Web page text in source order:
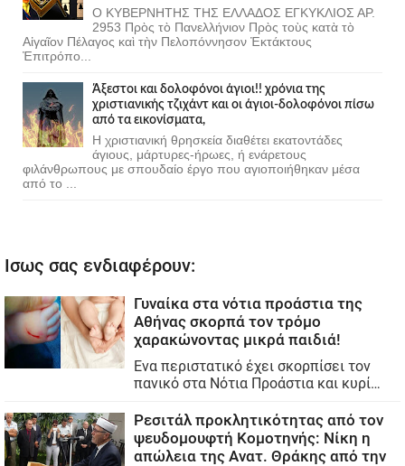
Ο ΚΥΒΕΡΝΗΤΗΣ ΤΗΣ ΕΛΛΑΔΟΣ ΕΓΚΥΚΛΙΟΣ ΑΡ.
2953 Πρὸς τὸ Πανελλήνιον Πρὸς τοὺς κατὰ τὸ
Αἰγαῖον Πέλαγος καὶ τὴν Πελοπόννησον Ἐκτάκτους
Ἐπιτρόπο...
Άξεστοι και δολοφόνοι άγιοι!! χρόνια της
χριστιανικής τζιχάντ και οι άγιοι-δολοφόνοι πίσω
από τα εικονίσματα,
Η χριστιανική θρησκεία διαθέτει εκατοντάδες
άγιους, μάρτυρες-ήρωες, ή ενάρετους
φιλάνθρωπους με σπουδαίο έργο που αγιοποιήθηκαν μέσα
από το ...